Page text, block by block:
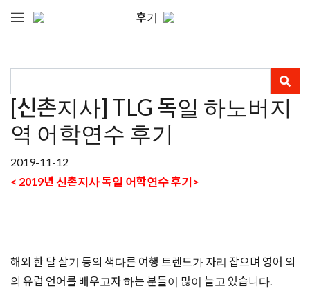
후기
[신촌지사] TLG 독일 하노버지
역 어학연수 후기
2019-11-12
< 2019년 신촌지사 독일 어학연수 후기>
해외 한 달 살기 등의 색다른 여행 트렌드가 자리 잡으며 영어 외
의 유럽 언어를 배우고자 하는 분들이 많이 늘고 있습니다.